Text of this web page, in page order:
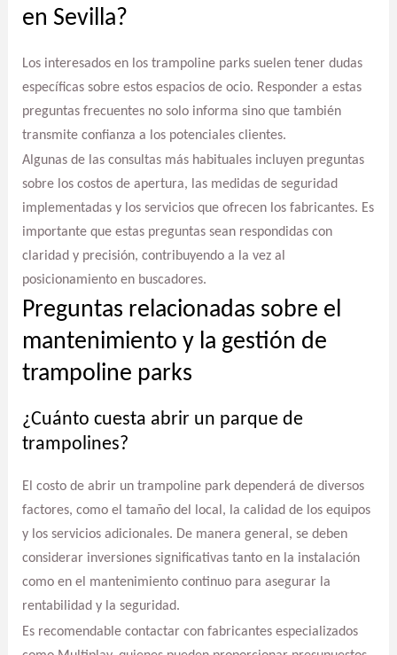
en Sevilla?
Los interesados en los trampoline parks suelen tener dudas
específicas sobre estos espacios de ocio. Responder a estas
preguntas frecuentes no solo informa sino que también
transmite confianza a los potenciales clientes.
Algunas de las consultas más habituales incluyen preguntas
sobre los costos de apertura, las medidas de seguridad
implementadas y los servicios que ofrecen los fabricantes. Es
importante que estas preguntas sean respondidas con
claridad y precisión, contribuyendo a la vez al
posicionamiento en buscadores.
Preguntas relacionadas sobre el
mantenimiento y la gestión de
trampoline parks
¿Cuánto cuesta abrir un parque de
trampolines?
El costo de abrir un trampoline park dependerá de diversos
factores, como el tamaño del local, la calidad de los equipos
y los servicios adicionales. De manera general, se deben
considerar inversiones significativas tanto en la instalación
como en el mantenimiento continuo para asegurar la
rentabilidad y la seguridad.
Es recomendable contactar con fabricantes especializados